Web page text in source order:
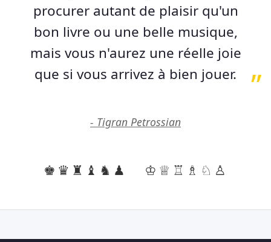
procurer autant de plaisir qu'un
bon livre ou une belle musique,
mais vous n'aurez une réelle joie
que si vous arrivez à bien jouer.
- Tigran Petrossian
♚♛♜♝♞♟ ♔♕♖♗♘♙